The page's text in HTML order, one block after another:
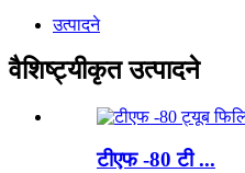
उत्पादने
वैशिष्ट्यीकृत उत्पादने
टीएफ -80 टी ...